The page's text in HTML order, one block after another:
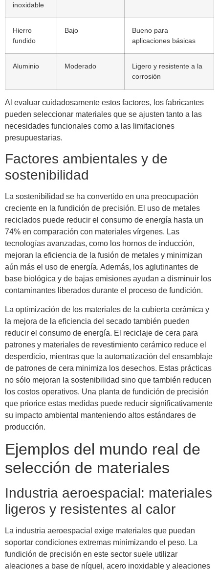
inoxidable
Hierro
fundido
Bajo
Bueno para
aplicaciones básicas
Aluminio Moderado
Ligero y resistente a la
corrosión
Al evaluar cuidadosamente estos factores, los fabricantes
pueden seleccionar materiales que se ajusten tanto a las
necesidades funcionales como a las limitaciones
presupuestarias.
Factores ambientales y de
sostenibilidad
La sostenibilidad se ha convertido en una preocupación
creciente en la fundición de precisión. El uso de metales
reciclados puede reducir el consumo de energía hasta un
74% en comparación con materiales vírgenes. Las
tecnologías avanzadas, como los hornos de inducción,
mejoran la eficiencia de la fusión de metales y minimizan
aún más el uso de energía. Además, los aglutinantes de
base biológica y de bajas emisiones ayudan a disminuir los
contaminantes liberados durante el proceso de fundición.
La optimización de los materiales de la cubierta cerámica y
la mejora de la eficiencia del secado también pueden
reducir el consumo de energía. El reciclaje de cera para
patrones y materiales de revestimiento cerámico reduce el
desperdicio, mientras que la automatización del ensamblaje
de patrones de cera minimiza los desechos. Estas prácticas
no sólo mejoran la sostenibilidad sino que también reducen
los costos operativos. Una planta de fundición de precisión
que priorice estas medidas puede reducir significativamente
su impacto ambiental manteniendo altos estándares de
producción.
Ejemplos del mundo real de
selección de materiales
Industria aeroespacial: materiales
ligeros y resistentes al calor
La industria aeroespacial exige materiales que puedan
soportar condiciones extremas minimizando el peso. La
fundición de precisión en este sector suele utilizar
aleaciones a base de níquel, acero inoxidable y aleaciones